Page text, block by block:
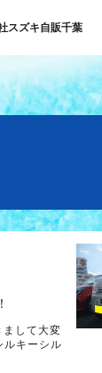
スズキ自販千葉
して大変
ルキーシル